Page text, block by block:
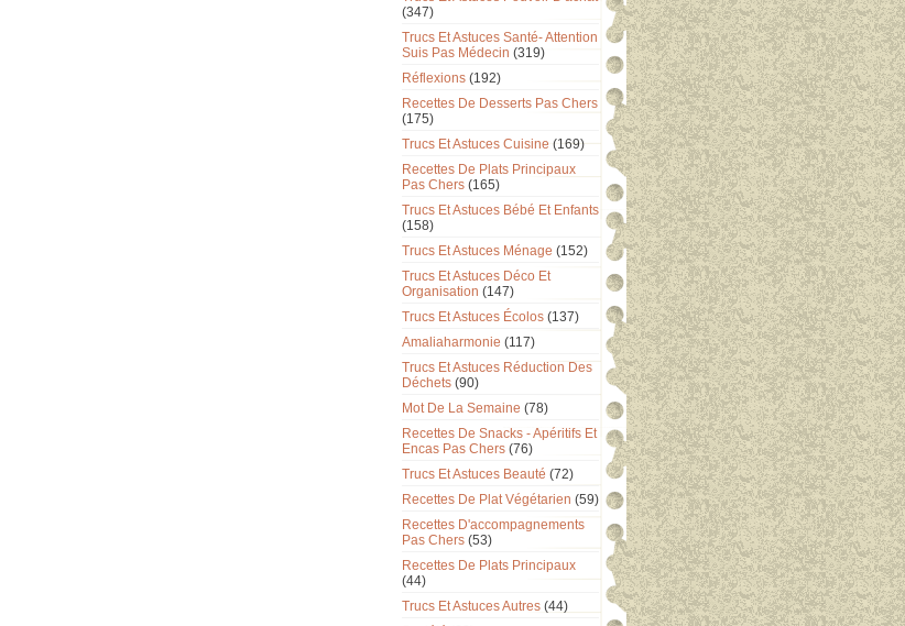
(347)
Trucs Et Astuces Santé- Attention
Suis Pas Médecin (319)
Réflexions (192)
Recettes De Desserts Pas Chers
(175)
Trucs Et Astuces Cuisine (169)
Recettes De Plats Principaux
Pas Chers (165)
Trucs Et Astuces Bébé Et Enfants
(158)
Trucs Et Astuces Ménage (152)
Trucs Et Astuces Déco Et
Organisation (147)
Trucs Et Astuces Écolos (137)
Amaliaharmonie (117)
Trucs Et Astuces Réduction Des
Déchets (90)
Mot De La Semaine (78)
Recettes De Snacks - Apéritifs Et
Encas Pas Chers (76)
Trucs Et Astuces Beauté (72)
Recettes De Plat Végétarien (59)
Recettes D'accompagnements
Pas Chers (53)
Recettes De Plats Principaux
(44)
Trucs Et Astuces Autres (44)